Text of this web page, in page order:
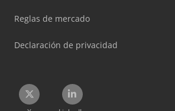
Reglas de mercado
Declaración de privacidad